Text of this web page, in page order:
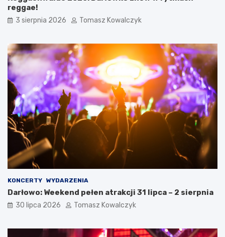
reggae!
3 sierpnia 2026 Tomasz Kowalczyk
KONCERTY WYDARZENIA
Darłowo: Weekend pełen atrakcji 31 lipca – 2 sierpnia
30 lipca 2026 Tomasz Kowalczyk